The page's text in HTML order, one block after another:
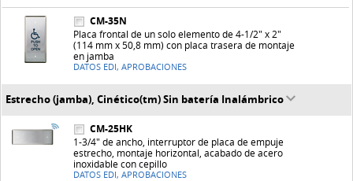
CM-35N
Placa frontal de un solo elemento de 4-1/2" x 2"
(114 mm x 50,8 mm) con placa trasera de montaje
en jamba
DATOS EDI, APROBACIONES
Estrecho (jamba), Cinético(tm) Sin batería Inalámbrico
CM-25HK
1-3/4" de ancho, interruptor de placa de empuje
estrecho, montaje horizontal, acabado de acero
inoxidable con cepillo
DATOS EDI, APROBACIONES